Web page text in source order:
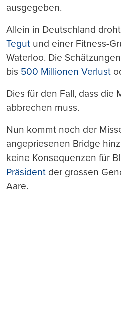
ausgegeben.
Allein in Deutschland
Tegut und einer Fitness-
Waterloo. Die
bis 500 Millionen Verlust
Dies für den Fall, dass die
abbrechen muss.
Nun kommt noch der
angepriesenen Bridge
keine Konsequenzen für
Präsident der grossen
Aare.